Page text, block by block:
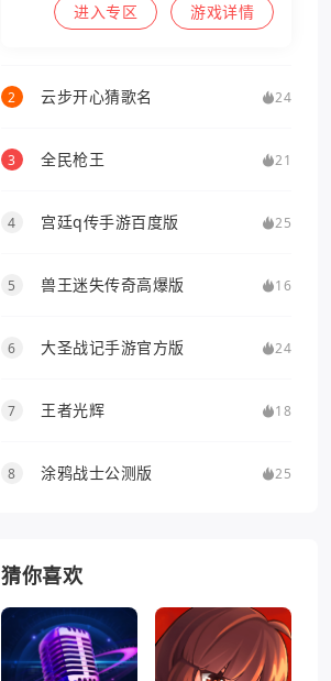
进入专区 游戏详情
2 云步开心猜歌名 24
3 全民枪王 21
4 宫廷q传手游百度版 25
5 兽王迷失传奇高爆版 16
6 大圣战记手游官方版 24
7 王者光辉 18
8 涂鸦战士公测版 25
猜你喜欢